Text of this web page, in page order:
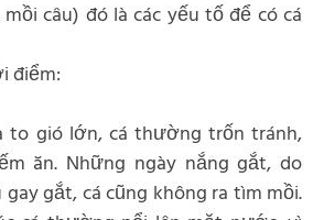
câu) đó là các yếu tố để có cá
điểm:
to gió lớn, cá thường trốn tránh,
ăn. Những ngày nắng gắt, do
gay gắt, cá cũng không ra tìm mồi.